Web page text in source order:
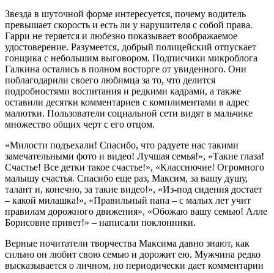
Звезда в шуточной форме интересуется, почему водитель
превышает скорость и есть ли у нарушителя с собой права.
Гарри не теряется и любезно показывает воображаемое
удостоверение. Разумеется, добрый полицейский отпускает
гонщика с небольшим выговором. Подписчики микроблога
Галкина остались в полном восторге от увиденного. Они
поблагодарили своего любимца за то, что делится
подробностями воспитания и редкими кадрами, а также
оставили десятки комментариев с комплиментами в адрес
малютки. Пользователи социальной сети видят в мальчике
множество общих черт с его отцом.
«Милости подъехали! Спасибо, что радуете нас такими
замечательными фото и видео! Лучшая семья!», «Такие глаза!
Счастье! Все детки такое счастье!», «Класснючие! Огромного
малышу счастья. Спасибо еще раз, Максим, за вашу душу,
талант и, конечно, за такие видео!», «Из-под сидения достает
– какой милашка!», «Правильный папа – с малых лет учит
правилам дорожного движения», «Обожаю вашу семью! Алле
Борисовне привет!» – написали поклонники.
Верные почитатели творчества Максима давно знают, как
сильно он любит свою семью и дорожит ею. Мужчина редко
высказывается о личном, но периодически дает комментарии